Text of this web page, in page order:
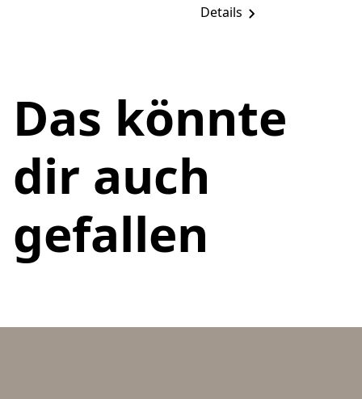
Details
Das könnte
dir auch
gefallen